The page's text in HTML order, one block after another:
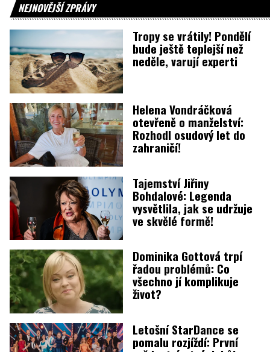
NEJNOVĚJŠÍ ZPRÁVY
Tropy se vrátily! Pondělí
bude ještě teplejší než
neděle, varují experti
Helena Vondráčková
otevřeně o manželství:
Rozhodl osudový let do
zahraničí!
Tajemství Jiřiny
Bohdalové: Legenda
vysvětlila, jak se udržuje
ve skvělé formě!
Dominika Gottová trpí
řadou problémů: Co
všechno jí komplikuje
život?
Letošní StarDance se
pomalu rozjíždí: První